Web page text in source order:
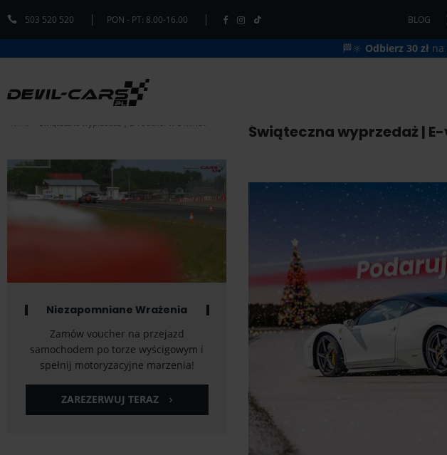
503 520 520 PON - PT: 8.00-16.00 BLOG
🏁🔆 Odbierz 30 zł na
Home Świąteczna wyprzedaż | E-voucher w 5 minut
Niezapomniane Wrażenia
Zamów voucher na przejazd
samochodem po torze wyścigowym i
spełnij motoryzacyjne marzenia!
ZAREZERWUJ TERAZ
Świąteczna wyprzedaż |